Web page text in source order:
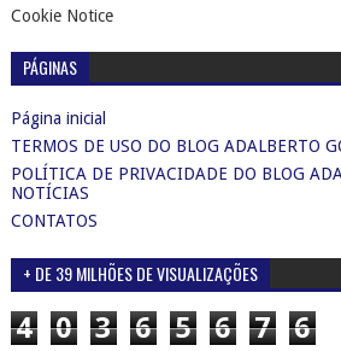
Cookie Notice
PÁGINAS
Página inicial
TERMOS DE USO DO BLOG ADALBERTO
POLÍTICA DE PRIVACIDADE DO BLOG
NOTÍCIAS
CONTATOS
+ DE 39 MILHÕES DE VISUALIZAÇÕES
4 0 3 6 5 6 7 6